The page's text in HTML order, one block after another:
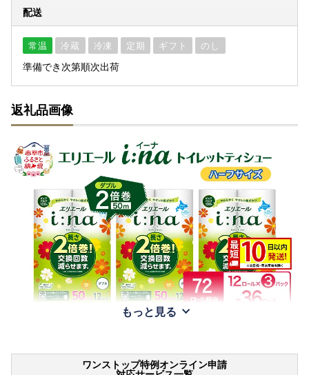
配送
常温 冷蔵 冷凍 定期 ギフト のし
準備でき次第順次出荷
返礼品画像
もっと見る
ワンストップ特例オンライン申請